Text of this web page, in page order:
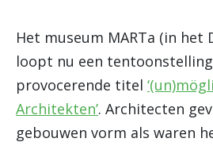
Het museum MARTa (in het
loopt nu een
provocerende titel
Architekten’. Architecten
gebouwen vorm als waren